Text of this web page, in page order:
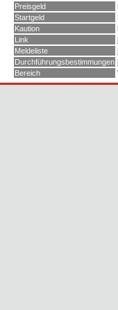
Preisgeld
Startgeld
Kaution
Link
Meldeliste
Durchführungsbestimmungen
Bereich